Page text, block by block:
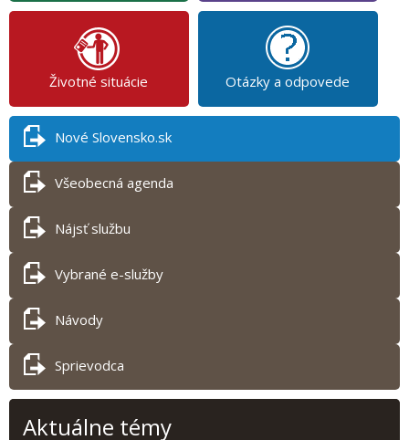
Životné situácie Otázky a odpovede
Nové Slovensko.sk
Všeobecná agenda
Nájsť službu
Vybrané e-služby
Návody
Sprievodca
Aktuálne témy